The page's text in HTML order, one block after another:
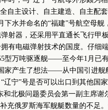
自主设计、自主建造、自主配
下水并命名的“福建”号航空母舰
器，还采用平直通长飞行甲板
有电磁弹射技术的国度。仔细
型万吨驱逐舰——至今年1月已
家产生了想法——从中国引进舰
宁”号是否可以出口到其他国家
和北极问题委员会第一副主席谢
充俄罗斯海军舰艇数量的不足